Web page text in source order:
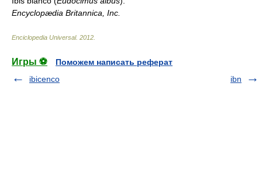
Encyclopædia Britannica, Inc.
Enciclopedia Universal. 2012
Игры ⚽
Поможем написать реферат
ibicenco
ibn